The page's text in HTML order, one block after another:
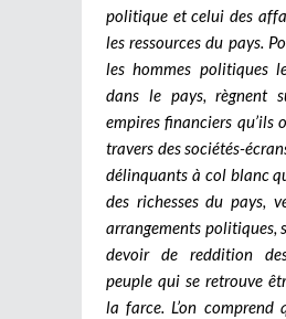
politique et celui des
les ressources du pays.
les hommes politiques
dans le pays, règnent
empires financiers qu’ils
travers des sociétés-
délinquants à col blanc
des richesses du pays,
arrangements politiques,
devoir de reddition
peuple qui se retrouve
la farce. L’on comprend